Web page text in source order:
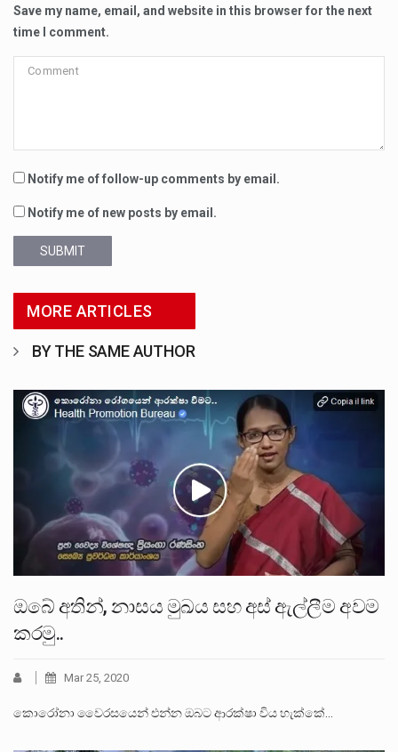
Save my name, email, and website in this browser for the next
time I comment.
Notify me of follow-up comments by email.
Notify me of new posts by email.
SUBMIT
MORE ARTICLES
BY THE SAME AUTHOR
ඔබේ අතින්, නාසය මුඛය සහ අස් ඇල්ලීම අවම
කරමු..
Mar 25, 2020
කොරෝනා වෛරසයෙන් එන්න ඔබට ආරක්ෂා විය හැක්කේ…